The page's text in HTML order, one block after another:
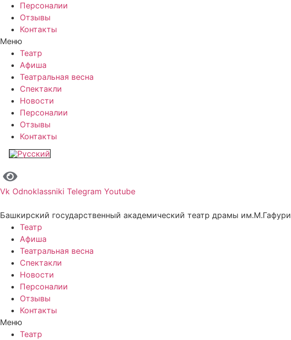
Персоналии
Отзывы
Контакты
Меню
Театр
Афиша
Театральная весна
Спектакли
Новости
Персоналии
Отзывы
Контакты
Vk Odnoklassniki Telegram Youtube
Башкирский государственный академический театр драмы им.М.Гафури
Театр
Афиша
Театральная весна
Спектакли
Новости
Персоналии
Отзывы
Контакты
Меню
Театр